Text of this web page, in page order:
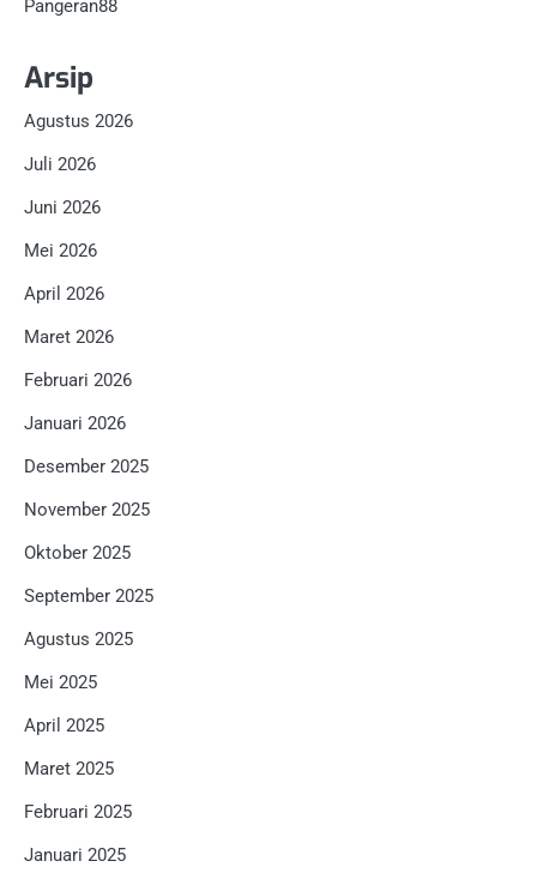
Pangeran88
Arsip
Agustus 2026
Juli 2026
Juni 2026
Mei 2026
April 2026
Maret 2026
Februari 2026
Januari 2026
Desember 2025
November 2025
Oktober 2025
September 2025
Agustus 2025
Mei 2025
April 2025
Maret 2025
Februari 2025
Januari 2025